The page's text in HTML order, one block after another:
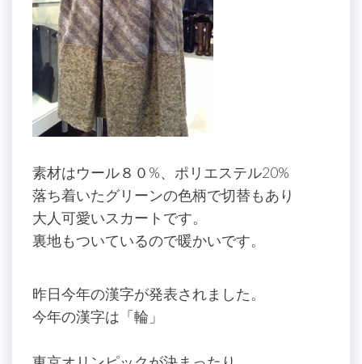
素材はウール８０%、ポリエステル20%
落ち着いたグリーンの色柄で切替もあり
大人可愛いスカートです。
裏地もついているので暖かいです。
昨日今年の漢字が発表されました。
今年の漢字は「輪」